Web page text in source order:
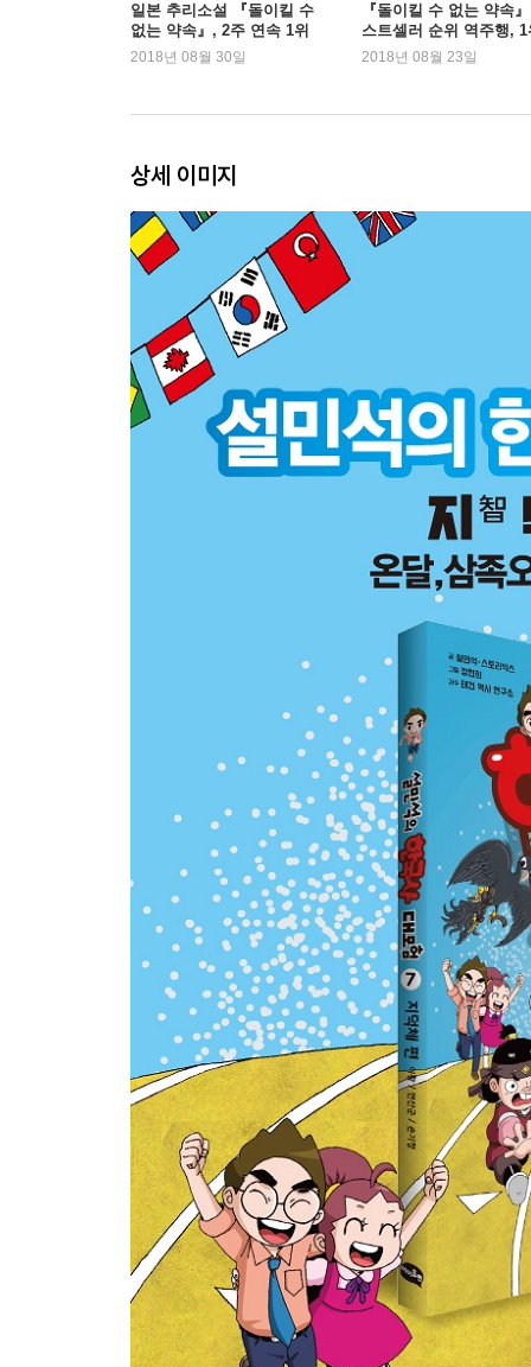
일본 추리소설 『돌이킬 수
없는 약속』, 2주 연속 1위
2018년 08월 30일
『돌이킬 수 없는 약속
스트셀러 순위 역주행, 1
등극
2018년 08월 23일
상세 이미지